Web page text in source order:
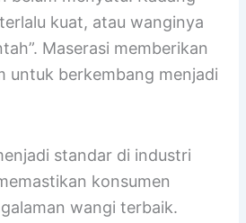
kuat, atau wanginya
Maserasi memberikan
untuk berkembang menjadi
standar di industri
konsumen
wangi terbaik.